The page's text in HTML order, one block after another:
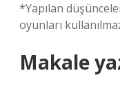
*Yapılan
oyunları
Makale